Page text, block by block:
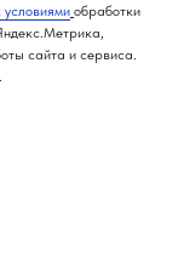
условиями обработки
сайта и сервиса.